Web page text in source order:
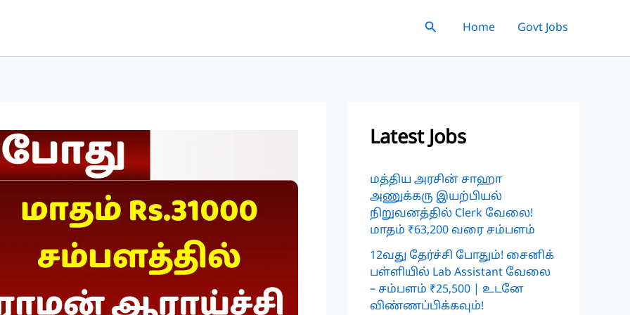
SearchHome Govt Jobs
Latest Jobs
மத்திய அரசின் சாஹா
அணுக்கரு இயற்பியல்
நிறுவனத்தில் Clerk வேலை!
மாதம் ₹63,200 வரை சம்பளம்
12வது தேர்ச்சி போதும்! சைனிக்
பள்ளியில் Lab Assistant வேலை
– சம்பளம் ₹25,500 | உடனே
விண்ணப்பிக்கவும்!